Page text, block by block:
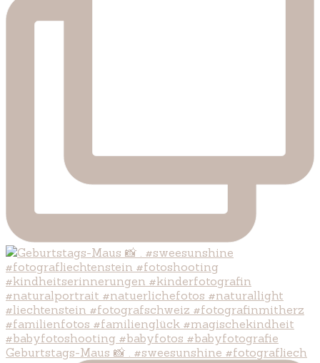
Geburtstags-Maus 📸 . #sweesunshine #fotografliech